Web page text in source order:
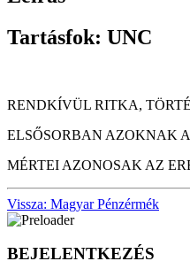
Tartásfok: UNC
RENDKÍVÜL RITKA,
ELSŐSORBAN AZOKNAK
MÉRTEI AZONOSAK AZ
Vissza: Magyar Pénzérmék
BEJELENTKEZÉS